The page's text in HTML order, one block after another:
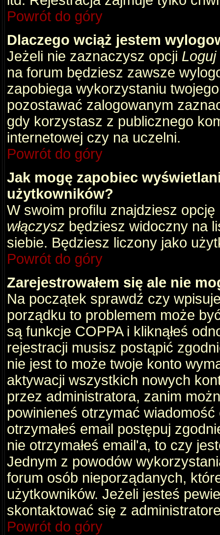
Powrót do góry
Dlaczego wciąż jestem
Jeżeli nie zaznaczysz opcji
na forum będziesz zawsze
zapobiega wykorzystaniu
pozostawać zalogowanym
gdy korzystasz z publicznego
internetowej czy na uczelni.
Powrót do góry
Jak mogę zapobiec
użytkowników?
W swoim profilu znajdziesz opcję
włączysz będziesz widoczny na
siebie. Będziesz liczony jako
Powrót do góry
Zarejestrowałem się ale nie
Na początek sprawdź czy
porządku to problemem może
są funkcje COPPA i kliknąłeś
rejestracji musisz postąpić
nie jest to może twoje konto
aktywacji wszystkich nowych
przez administratora, zanim
powinieneś otrzymać
otrzymałeś email postępuj
nie otrzymałeś email'a, to czy
Jednym z powodów
forum osób nieporządanych,
użytkowników. Jeżeli jesteś
skontaktować się z
Powrót do góry